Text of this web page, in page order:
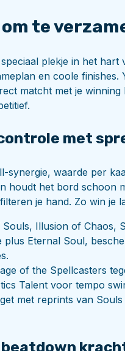
te
plekje in het
en coole
matcht met je
met
synergie, waarde per
houdt het bord schoon
je hand. Zo win je
Souls, Illusion of
plus Eternal Soul,
of the Spellcasters
Talent voor tempo
met reprints van
beatdown